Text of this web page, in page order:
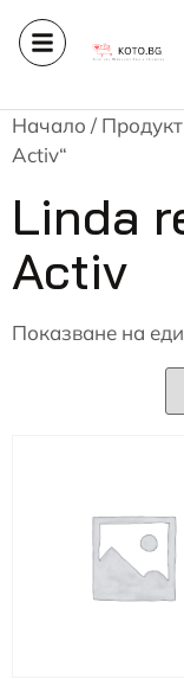
Начало /
Activ“
Linda
Activ
Показване на